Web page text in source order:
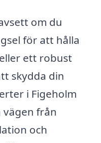
om du
för att hålla
ett robust
skydda din
i Figeholm
vägen från
och